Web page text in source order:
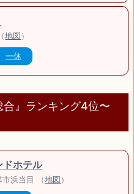
地図）
一休
』ランキング4位〜
ドホテル
市浜当目 （地図）